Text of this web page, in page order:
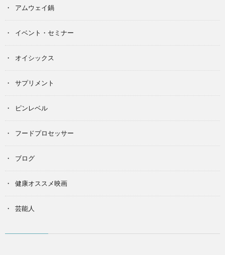
アムウェイ鍋
イベント・セミナー
オイシックス
サプリメント
ピンレベル
フードプロセッサー
ブログ
健康オススメ映画
芸能人